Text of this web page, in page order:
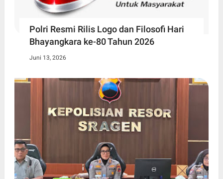
Polri Resmi Rilis Logo dan Filosofi Hari
Bhayangkara ke-80 Tahun 2026
Juni 13, 2026